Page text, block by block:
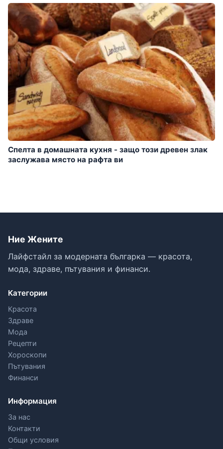
Спелта в домашната кухня - защо този древен злак
заслужава място на рафта ви
Ние Жените
Лайфстайл за модерната българка — красота,
мода, здраве, пътувания и финанси.
Категории
Красота
Здраве
Мода
Рецепти
Хороскопи
Пътувания
Финанси
Информация
За нас
Контакти
Общи условия